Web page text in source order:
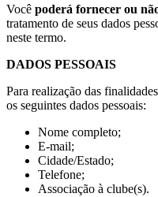
Você poderá fornecer ou
tratamento de seus dados
neste termo.
DADOS PESSOAIS
Para realização das
os seguintes dados pessoais:
Nome completo;
E-mail;
Cidade/Estado;
Telefone;
Associação à clube(s).